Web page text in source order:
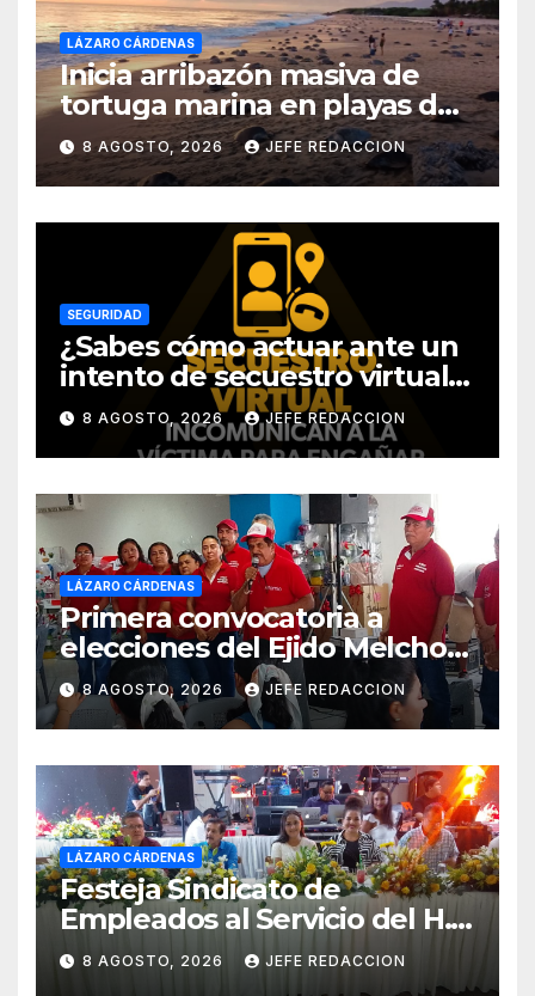
LÁZARO CÁRDENAS
Inicia arribazón masiva de
tortuga marina en playas de
Michoacán
8 AGOSTO, 2026 JEFE REDACCION
SEGURIDAD
¿Sabes cómo actuar ante un
intento de secuestro virtual?
La SSP te guía para evitarlo
8 AGOSTO, 2026 JEFE REDACCION
LÁZARO CÁRDENAS
Primera convocatoria a
elecciones del Ejido Melchor
Ocampo en Lázaro Cárdenas
el domingo
8 AGOSTO, 2026 JEFE REDACCION
LÁZARO CÁRDENAS
Festeja Sindicato de
Empleados al Servicio del H.
Ayuntamiento de LZC Día del
Empleado Municipal
8 AGOSTO, 2026 JEFE REDACCION